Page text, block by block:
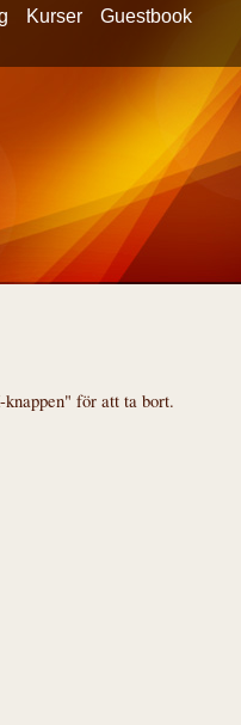
Kurser
Guestbook
för att ta bort.